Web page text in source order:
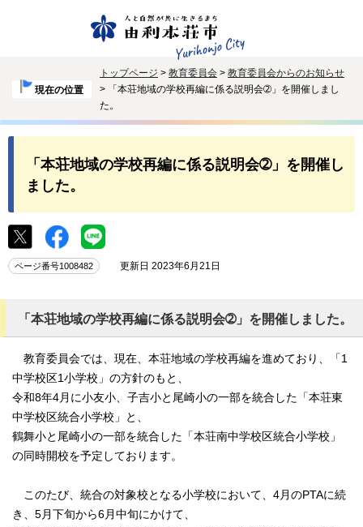
現在の位置
トップページ > 教育委員会 > 教育委員会からのお知らせ
> 「本荘地域の学校再編に係る説明会➁」を開催しまし
た。
「本荘地域の学校再編に係る説明会➁」を開催し
ました。
ページ番号1008482 更新日 2023年6月21日
「本荘地域の学校再編に係る説明会➁」を開催しました。
教育委員会では、現在、本荘地域の学校再編を進めており、「1
中学校区1小学校」の方針のもと、
令和8年4月に小友小、子吉小と尾崎小の一部を統合した「本荘東
中学校区統合小学校」と、
鶴舞小と尾崎小の一部を統合した「本荘南中学校区統合小学校」
の同時開校を予定しております。
このたび、統合の対象校となる小学校において、4月のPTAに続
き、5月下旬から6月中旬にかけて、